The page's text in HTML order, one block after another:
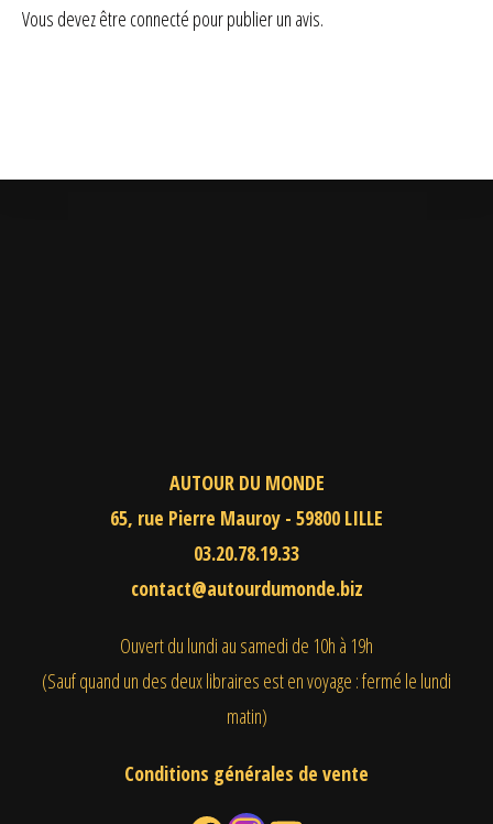
Vous devez être connecté pour publier un avis.
AUTOUR DU MONDE
65, rue Pierre Mauroy - 59800 LILLE
03.20.78.19.33
contact@autourdumonde.biz
Ouvert du lundi au samedi de 10h à 19h
(Sauf quand un des deux libraires est en voyage : fermé le lundi
matin)
Conditions générales de vente